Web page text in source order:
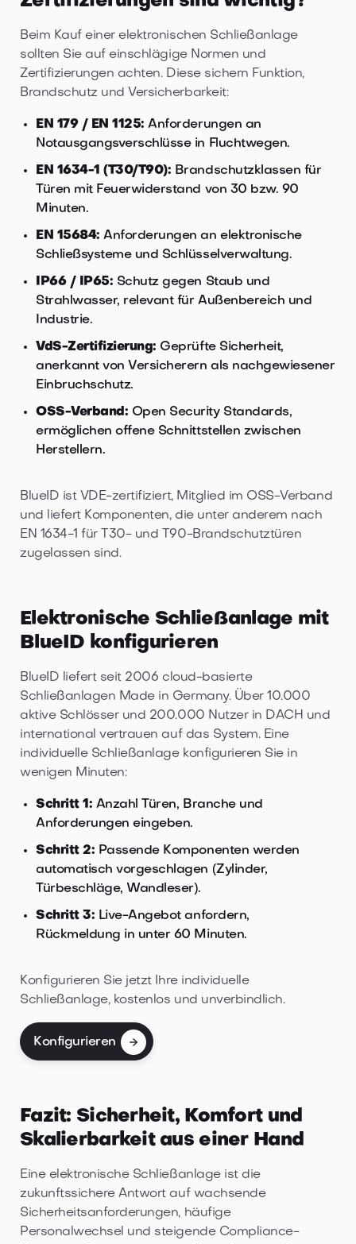
Beim Kauf einer elektronischen Schließanlage
sollten Sie auf einschlägige Normen und
Zertifizierungen achten. Diese sichern Funktion,
Brandschutz und Versicherbarkeit:
EN 179 / EN 1125:Anforderungen an
Notausgangsverschlüsse in Fluchtwegen.
EN 1634-1 (T30/T90): Brandschutzklassen für
Türen mit Feuerwiderstand von 30 bzw. 90
Minuten.
EN 15684:Anforderungen an elektronische
Schließsysteme und Schlüsselverwaltung.
IP66 / IP65: Schutz gegen Staub und
Strahlwasser, relevant für Außenbereich und
Industrie.
VdS-Zertifizierung: Geprüfte Sicherheit,
anerkannt von Versicherern als nachgewiesener
Einbruchschutz.
OSS-Verband: Open Security Standards,
ermöglichen offene Schnittstellen zwischen
Herstellern.
BlueID ist VDE-zertifiziert, Mitglied im OSS-Verband
und liefert Komponenten, die unter anderem nach
EN 1634-1 für T30- und T90-Brandschutztüren
zugelassen sind.
Elektronische Schließanlage mit
BlueID konfigurieren
BlueID liefert seit 2006 cloud-basierte
Schließanlagen Made in Germany. Über 10.000
aktive Schlösser und 200.000 Nutzer in DACH und
international vertrauen auf das System. Eine
individuelle Schließanlage konfigurieren Sie in
wenigen Minuten:
Schritt 1: Anzahl Türen, Branche und
Anforderungen eingeben.
Schritt 2: Passende Komponenten werden
automatisch vorgeschlagen (Zylinder,
Türbeschläge, Wandleser).
Schritt 3: Live-Angebot anfordern,
Rückmeldung in unter 60 Minuten.
Konfigurieren Sie jetzt Ihre individuelle
Schließanlage, kostenlos und unverbindlich.
Konfigurieren
Fazit: Sicherheit, Komfort und
Skalierbarkeit aus einer Hand
Eine elektronische Schließanlage ist die
zukunftssichere Antwort auf wachsende
Sicherheitsanforderungen, häufige
Personalwechsel und steigende Compliance-